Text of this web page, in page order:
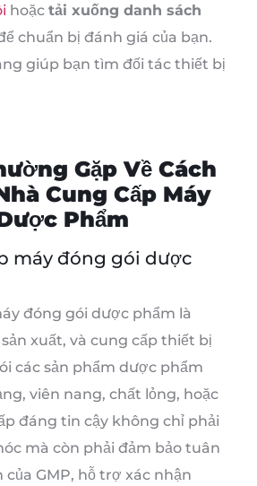
hoặc tải xuống danh sách
chuẩn bị đánh giá của bạn.
giúp bạn tìm đối tác thiết bị
Gặp Về Cách
Cung Cấp Máy
Phẩm
máy đóng gói dược
đóng gói dược phẩm là
xuất, và cung cấp thiết bị
các sản phẩm dược phẩm
viên nang, chất lỏng, hoặc
đáng tin cậy không chỉ phải
mà còn phải đảm bảo tuân
GMP, hỗ trợ xác nhận